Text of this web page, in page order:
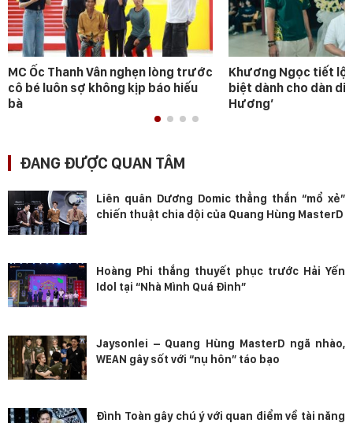
MC Ốc Thanh Vân nghẹn lòng trước
cô bé luôn sợ không kịp báo hiếu
bà
Khương Ngọc tiết lộ
biệt dành cho dàn
Hương’
ĐANG ĐƯỢC QUAN TÂM
Liên quân Dương Domic thẳng thắn “mổ xẻ”
chiến thuật chia đội của Quang Hùng MasterD
Hoàng Phi thắng thuyết phục trước Hải Yến
Idol tại “Nhà Mình Quá Đỉnh”
Jaysonlei – Quang Hùng MasterD ngã nhào,
WEAN gây sốt với “nụ hôn” táo bạo
Đình Toàn gây chú ý với quan điểm về tài năng